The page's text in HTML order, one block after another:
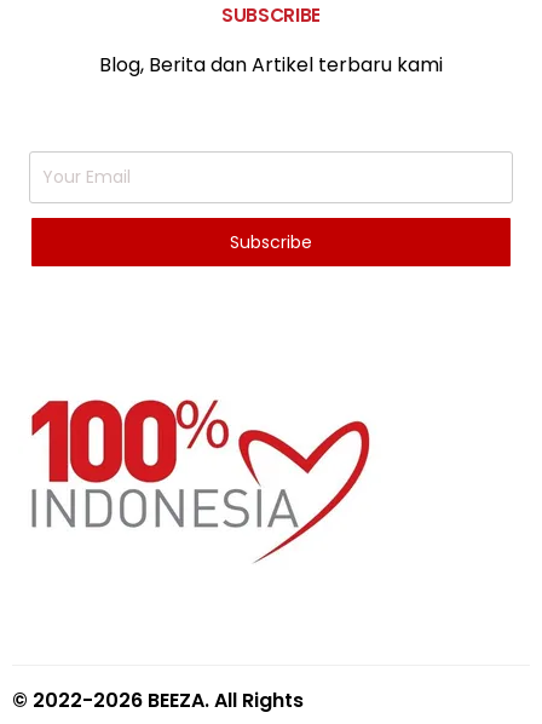
SUBSCRIBE
Blog, Berita dan Artikel terbaru kami
© 2022-2026 BEEZA. All Rights